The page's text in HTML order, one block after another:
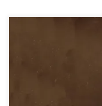
Лев Мечников
Он был вторым из
помещика —
брат Мечникова
Толстого «Смерть